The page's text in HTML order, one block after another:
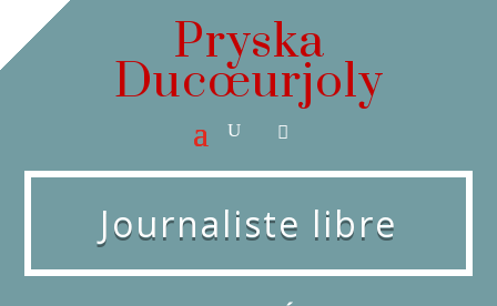
Pryska
Ducœurjoly
Journaliste libre